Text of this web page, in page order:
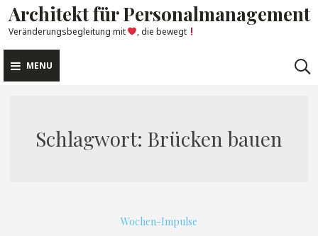
Skip
to
content
Architekt für Personalmanagement
Veränderungsbegleitung mit , die bewegt
MENU
Schlagwort: Brücken bauen
Wochen-Impulse